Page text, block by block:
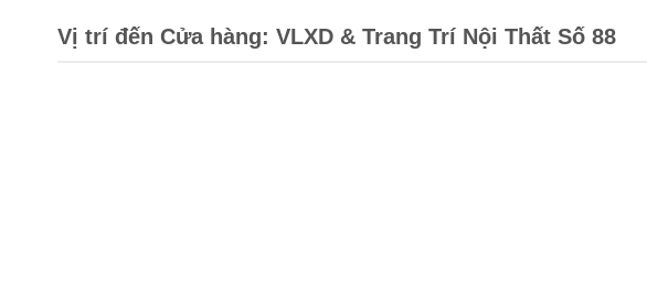
Vị trí đến Cửa hàng: VLXD & Trang Trí Nội Thất Số 88